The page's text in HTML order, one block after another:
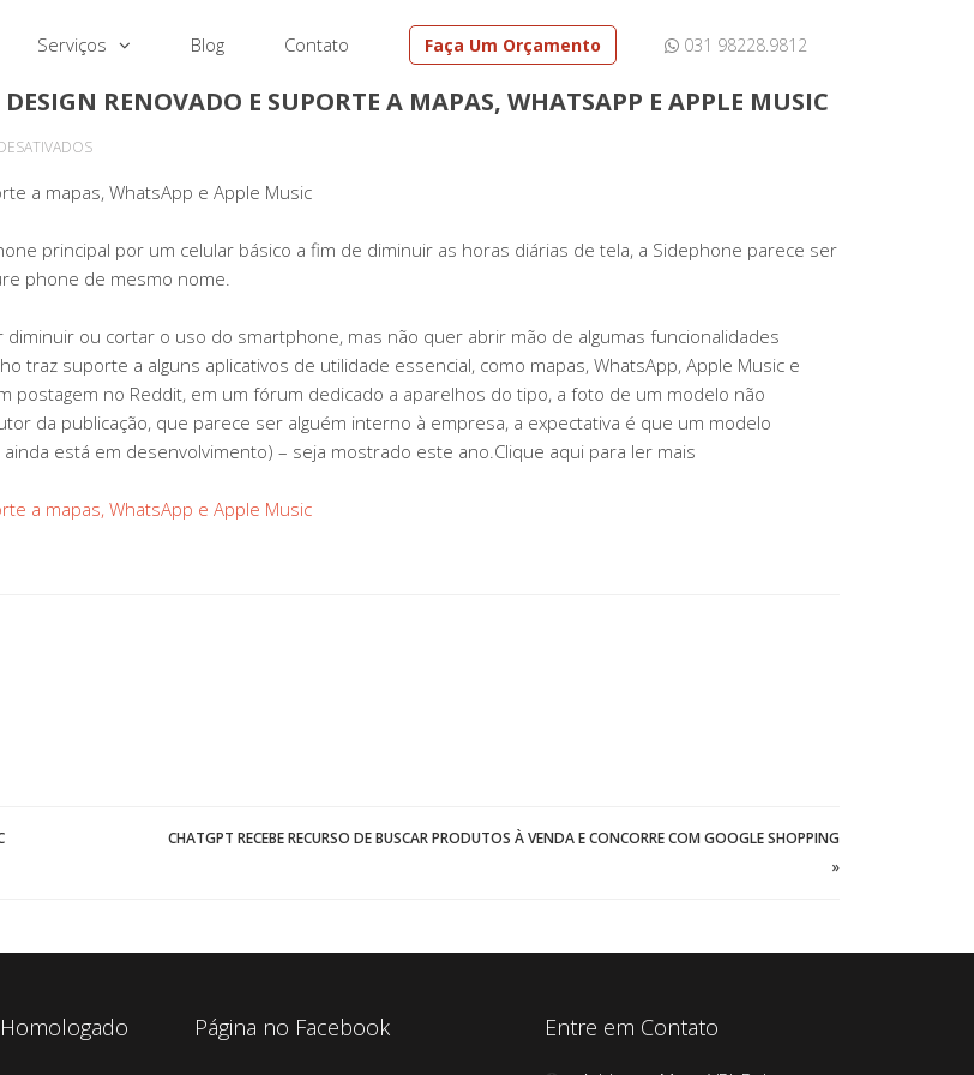
031 98228.9812
Serviços Blog Contato Faça Um Orçamento
RENOVADO E SUPORTE A MAPAS, WHATSAPP E APPLE MUSIC
EM
NOVO
PHONE
TRAZ
RENOVADO
E
SUPORTE
A
MAPAS,
E
a mapas, WhatsApp e Apple Music
principal por um celular básico a fim de diminuir as horas diárias de tela, a Sidephone parece ser
phone de mesmo nome.
ou cortar o uso do smartphone, mas não quer abrir mão de algumas funcionalidades
traz suporte a alguns aplicativos de utilidade essencial, como mapas, WhatsApp, Apple Music e
postagem no Reddit, em um fórum dedicado a aparelhos do tipo, a foto de um modelo não
da publicação, que parece ser alguém interno à empresa, a expectativa é que um modelo
está em desenvolvimento) – seja mostrado este ano.Clique aqui para ler mais
a mapas, WhatsApp e Apple Music
CHATGPT RECEBE RECURSO DE BUSCAR PRODUTOS À VENDA E CONCORRE COM GOOGLE SHOPPING
»
Página no Facebook Entre em Contato